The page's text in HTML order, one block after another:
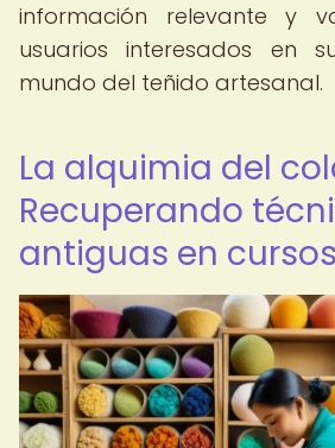
información relevante y
usuarios interesados en
mundo del teñido artesanal.
La alquimia del
Recuperando
antiguas en